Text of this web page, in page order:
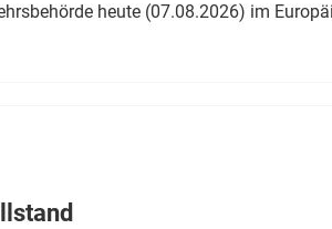
heute (07.08.2026) im